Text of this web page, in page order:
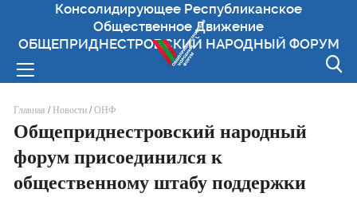
Консолидирующее Республиканское
Общественное Движение
ОБЩЕПРИДНЕСТРОВСКИЙ НАРОДНЫЙ ФОРУМ
Вы здесь
Главная / Новости/ОНФ
Общеприднестровский народный
форум присоединился к
общественному штабу поддержки